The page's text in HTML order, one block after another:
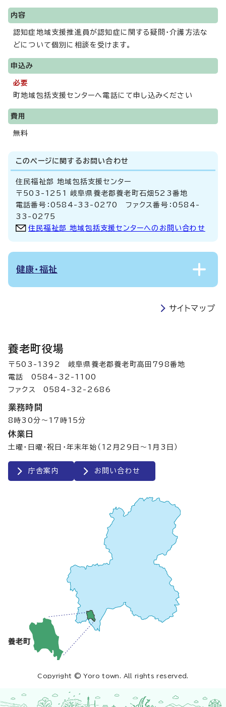
内容
認知症地域支援推進員が認知症に関する疑問・介護方法な
どについて個別に相談を受けます。
申込み
必要
町地域包括支援センターへ電話にて申し込みください
費用
無料
このページに関する お問い合わせ
住民福祉部 地域包括支援センター
〒503-1251 岐阜県養老郡養老町石畑523番地
電話番号：0584-33-0270 ファクス番号：0584-
33-0275
住民福祉部 地域包括支援センターへのお問い合わせ
健康・福祉
サイトマップ
養老町役場
〒503-1392 岐阜県養老郡養老町高田798番地
電話 0584-32-1100
ファクス 0584-32-2686
業務時間
8時30分～17時15分
休業日
土曜・日曜・祝日・年末年始（12月29日～1月3日）
庁舎案内 お問い合わせ
Copyright © Yoro town. All rights reserved.